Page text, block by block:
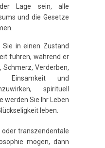
Lage sein, alle
und die Gesetze
Sie in einen Zustand
führen, während er
Schmerz, Verderben,
Einsamkeit und
spirituell
werden Sie Ihr Leben
leben.
transzendentale
mögen, dann